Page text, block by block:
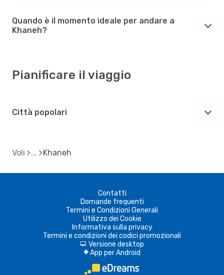
Quando è il momento ideale per andare a
Khaneh?
Pianificare il viaggio
Città popolari
Voli Khaneh
Contatti
Domande frequenti
Termini e Condizioni Generali
Utilizzo dei Cookie
Informativa sulla privacy
Termini e condizioni dei codici promozionali
d Versione desktop
A App per Android